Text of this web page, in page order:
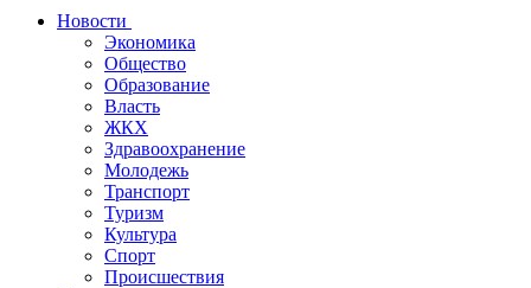
Новости
Экономика
Общество
Образование
Власть
ЖКХ
Здравоохранение
Молодежь
Транспорт
Туризм
Культура
Спорт
Происшествия